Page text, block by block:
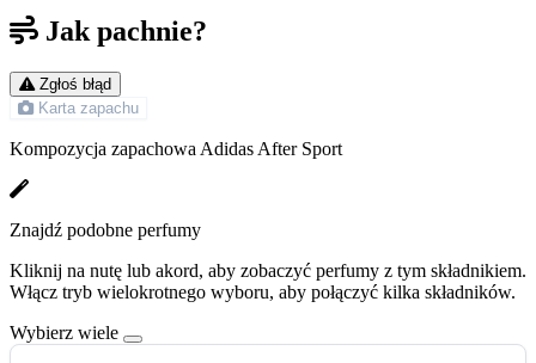
Jak pachnie?
Zgłoś błąd
Karta zapachu
Kompozycja zapachowa Adidas After Sport
Znajdź podobne perfumy
Kliknij na nutę lub akord, aby zobaczyć perfumy z tym składnikiem.
Włącz tryb wielokrotnego wyboru, aby połączyć kilka składników.
Wybierz wiele